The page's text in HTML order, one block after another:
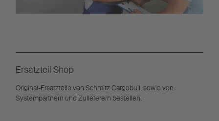
Ersatzteil Shop
Original-Ersatzteile von Schmitz Cargobull, sowie von
Systempartnern und Zulieferern bestellen.